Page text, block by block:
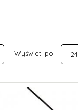
Wyświetl po
pop
24